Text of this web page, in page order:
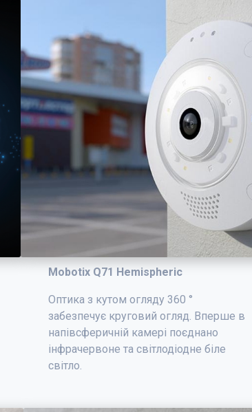
Mobotix Q71 Hemispheric
Оптика з кутом огляду 360 °
забезпечує круговий огляд. Вперше в
напівсферичній камері поєднано
інфрачервоне та світлодіодне біле
світло.